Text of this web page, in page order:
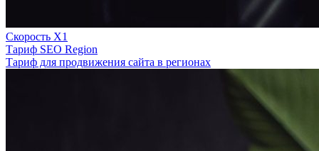
Скорость Х1
Тариф SEO Region
Тариф для продвижения сайта в регионах